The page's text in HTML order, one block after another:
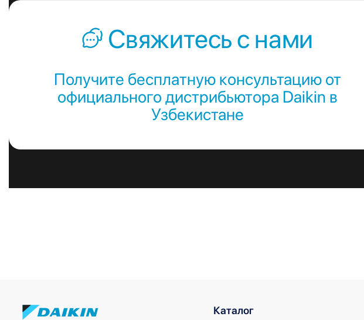
Свяжитесь с нами
Получите бесплатную консультацию от
официального дистрибьютора Daikin в
Узбекистане
Каталог